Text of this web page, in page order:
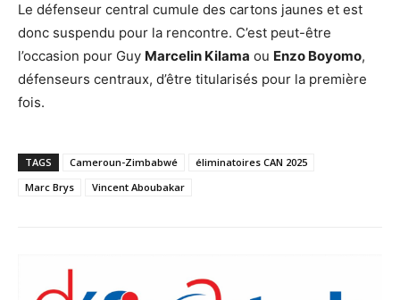
Le défenseur central cumule des cartons jaunes et est
donc suspendu pour la rencontre. C’est peut-être
l’occasion pour Guy Marcelin Kilama ou Enzo Boyomo,
défenseurs centraux, d’être titularisés pour la première
fois.
TAGS Cameroun-Zimbabwé
éliminatoires CAN 2025
Marc Brys
Vincent Aboubakar